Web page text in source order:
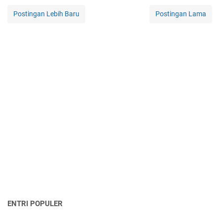
Postingan Lebih Baru Postingan Lama
ENTRI POPULER